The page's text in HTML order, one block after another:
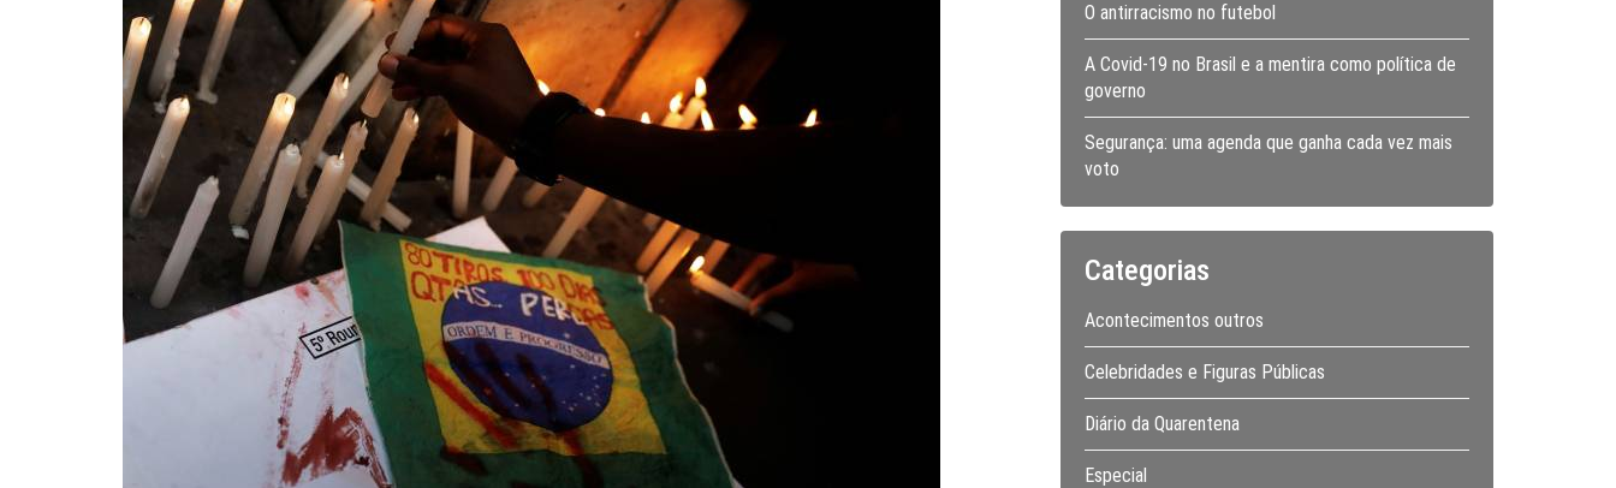
O antirracismo no futebol
A Covid-19 no Brasil e a mentira como política de
governo
Segurança: uma agenda que ganha cada vez mais
voto
Categorias
Acontecimentos outros
Celebridades e Figuras Públicas
Diário da Quarentena
Especial